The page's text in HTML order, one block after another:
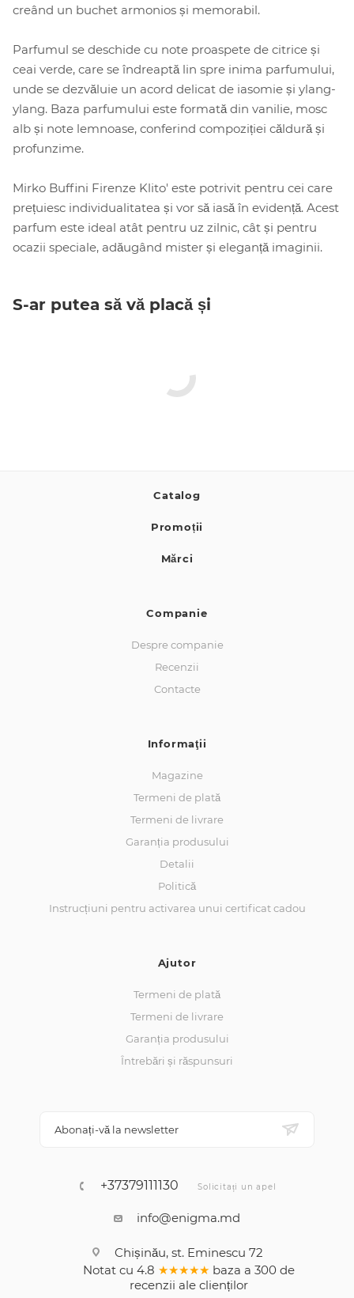
creând un buchet armonios și memorabil.
Parfumul se deschide cu note proaspete de citrice și
ceai verde, care se îndreaptă lin spre inima parfumului,
unde se dezvăluie un acord delicat de iasomie și ylang-
ylang. Baza parfumului este formată din vanilie, mosc
alb și note lemnoase, conferind compoziției căldură și
profunzime.
Mirko Buffini Firenze Klito' este potrivit pentru cei care
prețuiesc individualitatea și vor să iasă în evidență. Acest
parfum este ideal atât pentru uz zilnic, cât și pentru
ocazii speciale, adăugând mister și eleganță imaginii.
S-ar putea să vă placă și
Catalog
Promoții
Mărci
Companie
Despre companie
Recenzii
Contacte
Informaţii
Magazine
Termeni de plată
Termeni de livrare
Garanția produsului
Detalii
Politică
Instrucțiuni pentru activarea unui certificat cadou
Ajutor
Termeni de plată
Termeni de livrare
Garanția produsului
Întrebări și răspunsuri
Abonați-vă la newsletter
+37379111130 Solicitați un apel
info@enigma.md
Chișinău, st. Eminescu 72
Notat cu 4.8 ★★★★★ baza a 300 de
recenzii ale clienților